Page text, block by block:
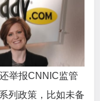
举报CNNIC监管
列政策，比如未备